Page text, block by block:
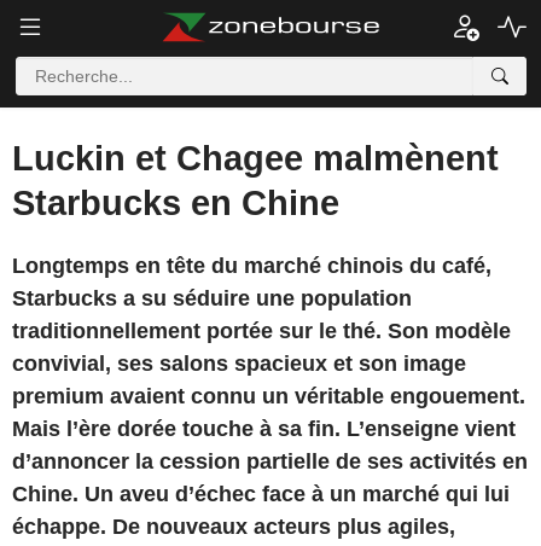
Luckin et Chagee malmènent
Starbucks en Chine
Longtemps en tête du marché chinois du café,
Starbucks a su séduire une population
traditionnellement portée sur le thé. Son modèle
convivial, ses salons spacieux et son image
premium avaient connu un véritable engouement.
Mais l’ère dorée touche à sa fin. L’enseigne vient
d’annoncer la cession partielle de ses activités en
Chine. Un aveu d’échec face à un marché qui lui
échappe. De nouveaux acteurs plus agiles,